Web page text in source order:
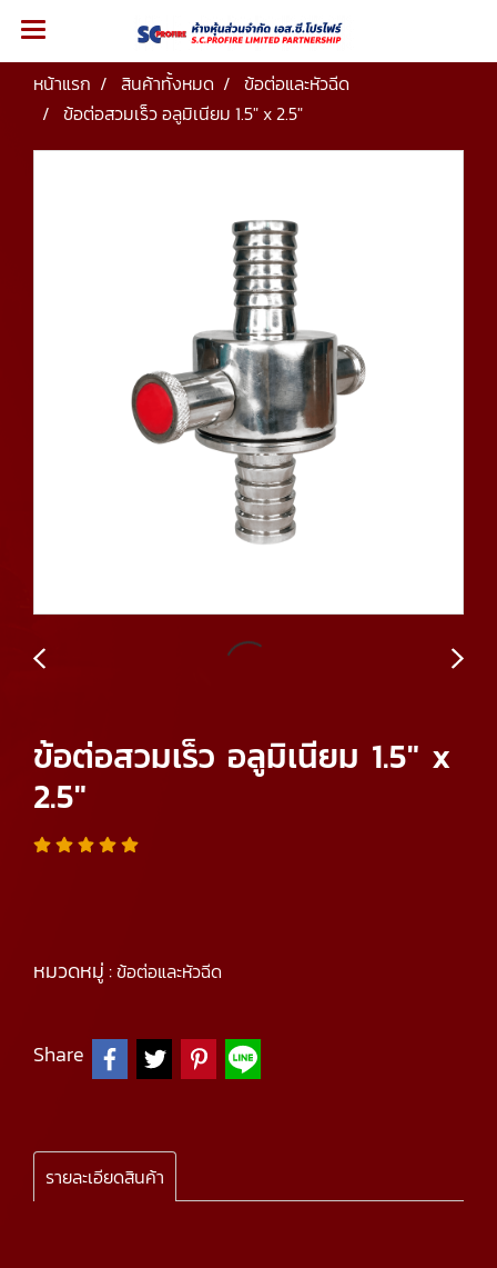
หน้าแรก สินค้าทั้งหมด
ข้อต่อและหัวฉีด
ข้อต่อสวมเร็ว อลูมิเนียม 1.5" x 2.5"
ข้อต่อสวมเร็ว อลูมิเนียม 1.5" x
2.5"
หมวดหมู่ :ข้อต่อและหัวฉีด
Share
รายละเอียดสินค้า